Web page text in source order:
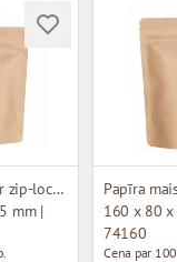
Papīra maisi ar zip-lock aizdari
mm |
160 x 80
74160
Cena par